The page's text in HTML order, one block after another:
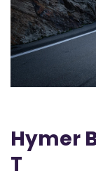
Hymer
T